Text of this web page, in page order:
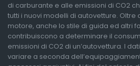
di carburante e alle emissioni di CO2
tutti i nuovi modelli di autovetture. Oltre
motore, anche lo stile di guida ed altri
contribuiscono a determinare il
emissioni di CO2 di un’autovettura. I
variare a seconda